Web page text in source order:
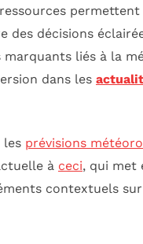
des décisions
liés à la
dans les
les prévisions
à ceci, qui met
contextuels